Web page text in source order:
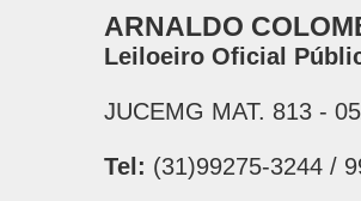
ARNALDO
Leiloeiro Oficial
JUCEMG MAT. 813 -
Tel: (31)99275-3244 /